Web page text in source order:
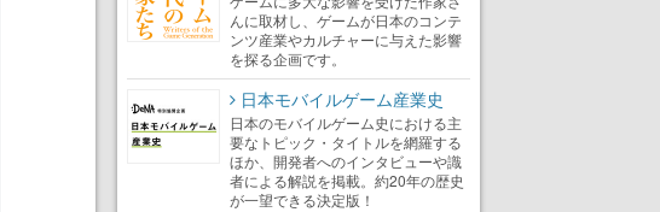
んに取材し、ゲームが日本のコンテ
ンツ産業やカルチャーに与えた影響
を探る企画です。
日本モバイルゲーム産業史
日本のモバイルゲーム史における主
要なトピック・タイトルを網羅する
ほか、開発者へのインタビューや識
者による解説を掲載。約20年の歴史
が一望できる決定版！